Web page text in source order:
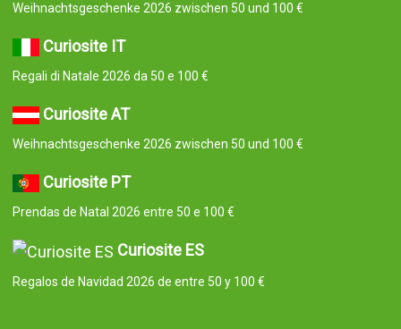
Weihnachtsgeschenke 2026 zwischen 50 und 100 €
Curiosite IT
Regali di Natale 2026 da 50 e 100 €
Curiosite AT
Weihnachtsgeschenke 2026 zwischen 50 und 100 €
Curiosite PT
Prendas de Natal 2026 entre 50 e 100 €
Curiosite ES
Regalos de Navidad 2026 de entre 50 y 100 €